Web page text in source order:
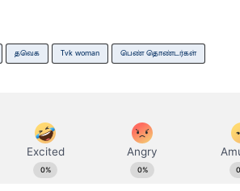
தவெக Tvk woman பெண் தொண்டர்கள்